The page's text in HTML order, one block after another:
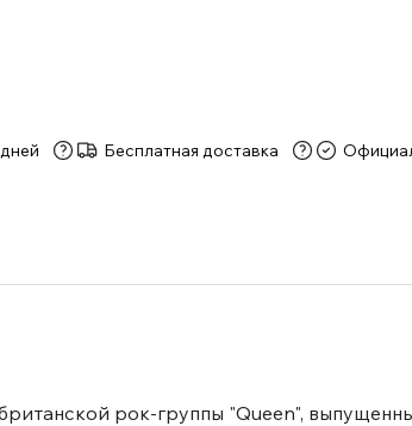
Бесплатная доставка
рок-группы "Queen",